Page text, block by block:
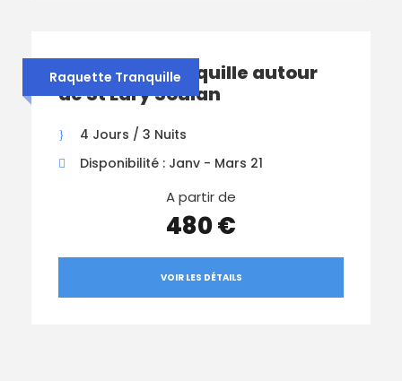
Raquette Tranquille
Raquette Tranquille autour
de St Lary Soulan
4 Jours / 3 Nuits
Disponibilité : Janv - Mars 21
A partir de
480 €
VOIR LES DÉTAILS